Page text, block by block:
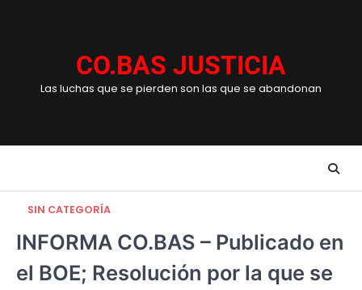
CO.BAS JUSTICIA
Las luchas que se pierden son las que se abandonan
SIN CATEGORÍA
INFORMA CO.BAS – Publicado en
el BOE; Resolución por la que se